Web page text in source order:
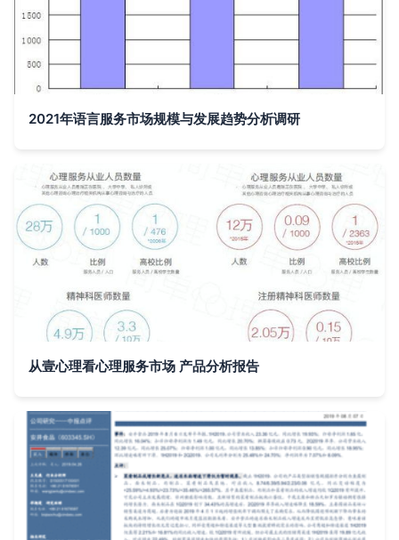
2021年语言服务市场规模与发展趋势分析调研
从壹心理看心理服务市场 产品分析报告